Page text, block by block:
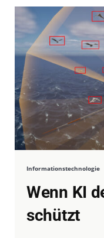
Informationstechnologie
Wenn KI
schützt